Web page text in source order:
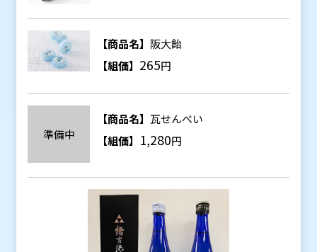
【商品名】 阪大飴
【組価】 265円
準備中
【商品名】 瓦せんべい
【組価】 1,280円